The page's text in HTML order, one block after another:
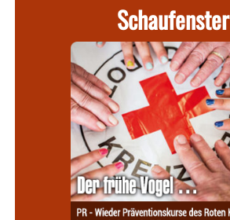
Schaufenster